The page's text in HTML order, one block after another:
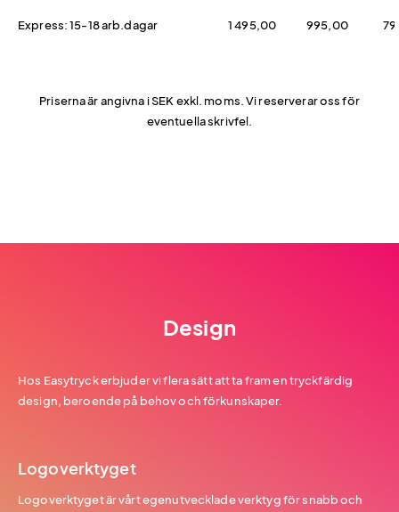
Express: 15-18 arb.dagar 1 495,00 995,00
Priserna är angivna i SEK exkl. moms. Vi reserverar oss för
eventuella skrivfel.
Design
Hos Easytryck erbjuder vi flera sätt att ta fram en tryckfärdig
design, beroende på behov och förkunskaper.
Logoverktyget
Logoverktyget är vårt egenutvecklade verktyg för snabb och